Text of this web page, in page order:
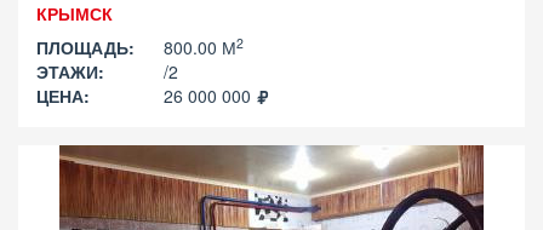
КРЫМСК
ПЛОЩАДЬ:
800.00 М2
ЭТАЖИ:
/2
ЦЕНА:
26 000 000